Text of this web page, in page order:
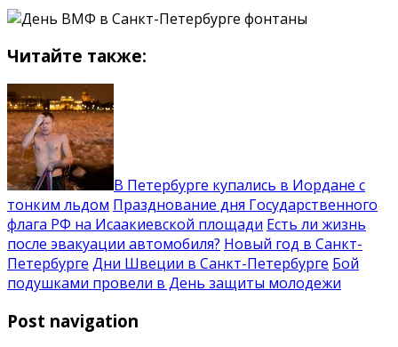
Читайте также:
В Петербурге купались в Иордане с
тонким льдом Празднование дня Государственного
флага РФ на Исаакиевской площади Есть ли жизнь
после эвакуации автомобиля? Новый год в Санкт-
Петербурге Дни Швеции в Санкт-Петербурге Бой
подушками провели в День защиты молодежи
Post navigation